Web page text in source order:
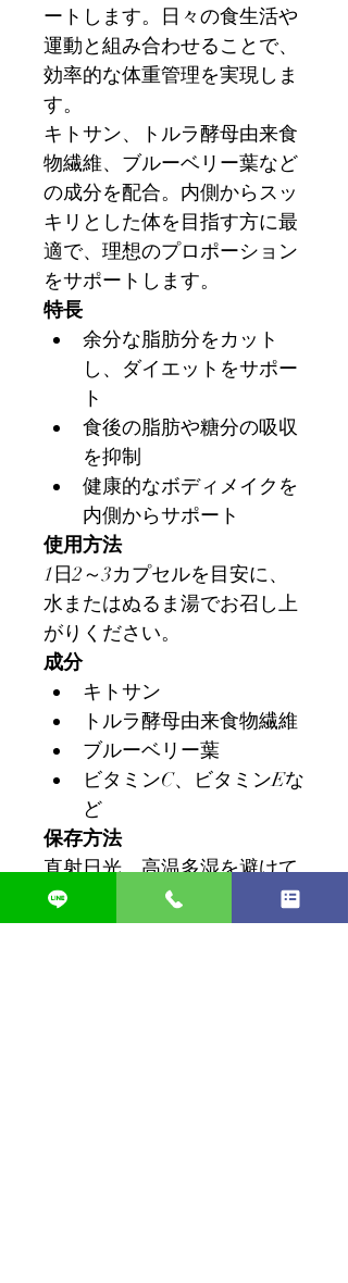
ートします。日々の食生活や
運動と組み合わせることで、
効率的な体重管理を実現しま
す。
キトサン、トルラ酵母由来食
物繊維、ブルーベリー葉など
の成分を配合。内側からスッ
キリとした体を目指す方に最
適で、理想のプロポーション
をサポートします。
特長
余分な脂肪分をカット
し、ダイエットをサポー
ト
食後の脂肪や糖分の吸収
を抑制
健康的なボディメイクを
内側からサポート
使用方法
1日2～3カプセルを目安に、
水またはぬるま湯でお召し上
がりください。
成分
キトサン
トルラ酵母由来食物繊維
ブルーベリー葉
ビタミンC、ビタミンEな
ど
保存方法
直射日光、高温多湿を避けて
保存してください。
Company Information